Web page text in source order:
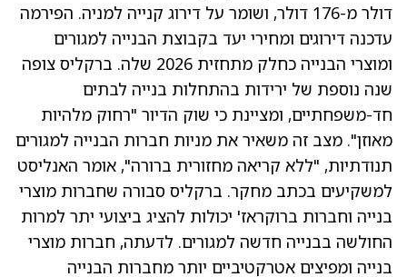
דולר מ-176 דולר, ושומר על דירוג קנייה למניה. הפירמה
עדכנה דירוגים ומחירי יעד בקבוצת הבנייה למגורים
ומוצרי הבנייה כחלק מתחזית 2026 שלה. ברקליס צופה
שנה נוספת של ירידות בהתחלות בנייה לבתים
חד-משפחתיים, ומציינת כי שוק הדיור "רחוק מלהיות
מאוזן". מצב זה משאיר את מניות חברות הבנייה למגורים
תנודתיות, "ללא קריאה מחזורית ברורה", אומר האנליסט
למשקיעים בכתב מחקר. ברקליס סבורה שחברות מוצרי
בנייה וחברות ברוקראז' יכולות להציג ביצועי יתר למרות
החולשה בבנייה חדשה למגורים. לדעתה, חברות מוצרי
בנייה ומפיצים אטרקטיביים יותר מחברות הבנייה